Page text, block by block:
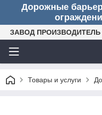
Дорожные
ЗАВОД ПРОИЗВОДИТЕЛЬ
Товары и услуги